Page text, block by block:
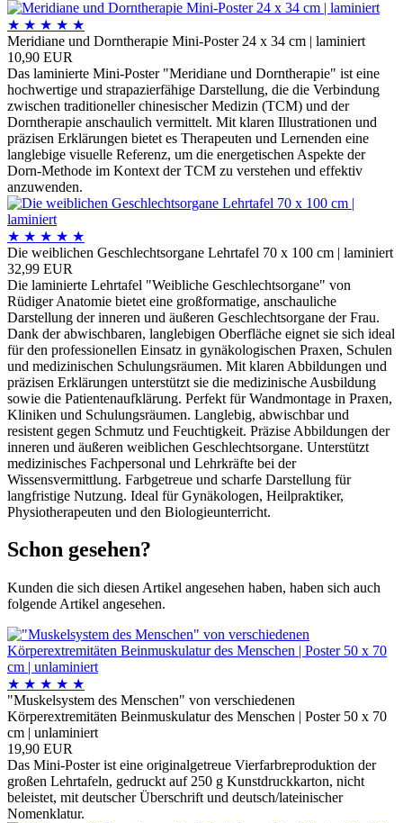
★ ★ ★ ★ ★
Meridiane und Dorntherapie Mini-Poster 24 x 34 cm | laminiert
10,90 EUR
Das laminierte Mini-Poster "Meridiane und Dorntherapie" ist eine
hochwertige und strapazierfähige Darstellung, die die Verbindung
zwischen traditioneller chinesischer Medizin (TCM) und der
Dorntherapie anschaulich vermittelt. Mit klaren Illustrationen und
präzisen Erklärungen bietet es Therapeuten und Lernenden eine
langlebige visuelle Referenz, um die energetischen Aspekte der
Dorn-Methode im Kontext der TCM zu verstehen und effektiv
anzuwenden.
★ ★ ★ ★ ★
Die weiblichen Geschlechtsorgane Lehrtafel 70 x 100 cm | laminiert
32,99 EUR
Die laminierte Lehrtafel "Weibliche Geschlechtsorgane" von
Rüdiger Anatomie bietet eine großformatige, anschauliche
Darstellung der inneren und äußeren Geschlechtsorgane der Frau.
Dank der abwischbaren, langlebigen Oberfläche eignet sie sich ideal
für den professionellen Einsatz in gynäkologischen Praxen, Schulen
und medizinischen Schulungsräumen. Mit klaren Abbildungen und
präzisen Erklärungen unterstützt sie die medizinische Ausbildung
sowie die Patientenaufklärung. Perfekt für Wandmontage in Praxen,
Kliniken und Schulungsräumen. Langlebig, abwischbar und
resistent gegen Schmutz und Feuchtigkeit. Präzise Abbildungen der
inneren und äußeren weiblichen Geschlechtsorgane. Unterstützt
medizinisches Fachpersonal und Lehrkräfte bei der
Wissensvermittlung. Farbgetreue und scharfe Darstellung für
langfristige Nutzung. Ideal für Gynäkologen, Heilpraktiker,
Physiotherapeuten und den Biologieunterricht.
Schon gesehen?
Kunden die sich diesen Artikel angesehen haben, haben sich auch
folgende Artikel angesehen.
★ ★ ★ ★ ★
"Muskelsystem des Menschen" von verschiedenen
Körperextremitäten Beinmuskulatur des Menschen | Poster 50 x 70
cm | unlaminiert
19,90 EUR
Das Mini-Poster ist eine originalgetreue Vierfarbreproduktion der
großen Lehrtafeln, gedruckt auf 250 g Kunstdruckkarton, nicht
beleistet, mit deutscher Überschrift und deutsch/lateinischer
Nomenklatur.